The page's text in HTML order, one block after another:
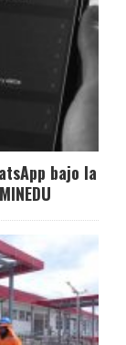
bajo la